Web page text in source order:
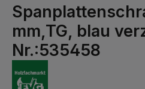
mm,TG, blau
Nr.:535458